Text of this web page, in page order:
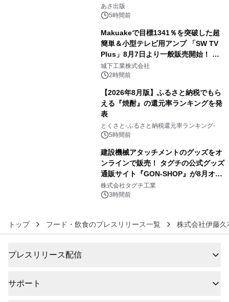
養としての蕎麦』2026年8月25日
（火）発売
あさ出版
5時間前
Makuakeで目標1341％を突破した超
簡単＆小型テレビ用アンプ 「SW TV
Plus」8月7日より一般販売開始！ ケ
ーブル1本つなぐだけ、テレビの音が
ぐっと豊かに
城下工業株式会社
2時間前
【2026年8月版】ふるさと納税でもら
える『焼酎』の還元率ランキングを発
表
とくさと-ふるさと納税還元率ランキング-
5時間前
建設機械アタッチメントのグッズをオ
ンラインで販売！ タグチの公式グッズ
通販サイト『GON-SHOP』が8月オー
プン
株式会社タグチ工業
3時間前
トップ フード・飲食のプレスリリース一覧 株式会社伊藤久
プレスリリース配信
サポート